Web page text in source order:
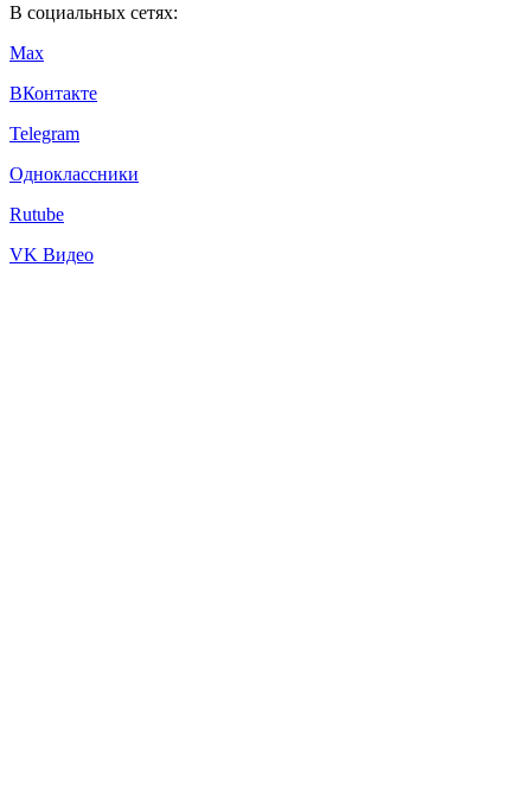
В социальных сетях:
Max
ВКонтакте
Telegram
Одноклассники
Rutube
VK Видео